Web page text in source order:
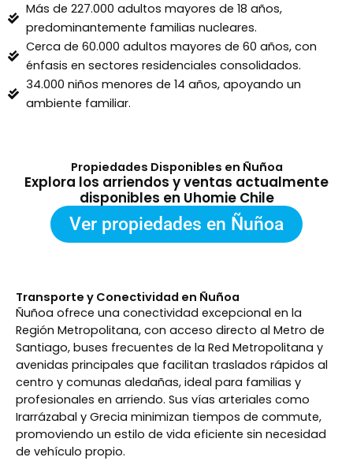
Más de 227.000 adultos mayores de 18 años,
predominantemente familias nucleares.
Cerca de 60.000 adultos mayores de 60 años, con
énfasis en sectores residenciales consolidados.
34.000 niños menores de 14 años, apoyando un
ambiente familiar.
Propiedades Disponibles en Ñuñoa
Explora los arriendos y ventas actualmente
disponibles en Uhomie Chile
Ver propiedades en Ñuñoa
Transporte y Conectividad en Ñuñoa
Ñuñoa ofrece una conectividad excepcional en la
Región Metropolitana, con acceso directo al Metro de
Santiago, buses frecuentes de la Red Metropolitana y
avenidas principales que facilitan traslados rápidos al
centro y comunas aledañas, ideal para familias y
profesionales en arriendo. Sus vías arteriales como
Irarrázabal y Grecia minimizan tiempos de commute,
promoviendo un estilo de vida eficiente sin necesidad
de vehículo propio.